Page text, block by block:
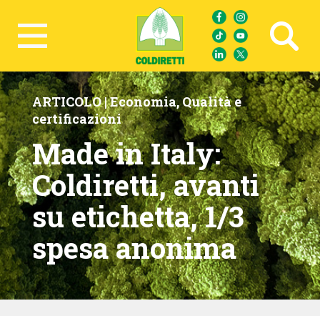
Ricerca avanzata
ARTICOLO |Economia,Qualità e
certificazioni
Made in Italy:
Coldiretti, avanti
su etichetta, 1/3
spesa anonima